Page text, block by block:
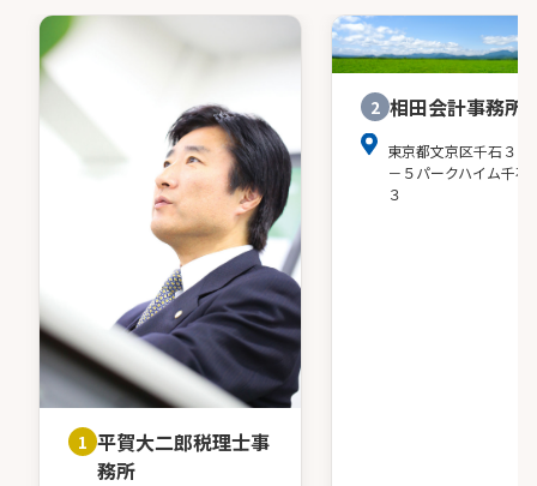
1 平賀大二郎税理士事
務所
2 相田会計事務所
東京都文京区千石３－
－５パークハイム千石
３